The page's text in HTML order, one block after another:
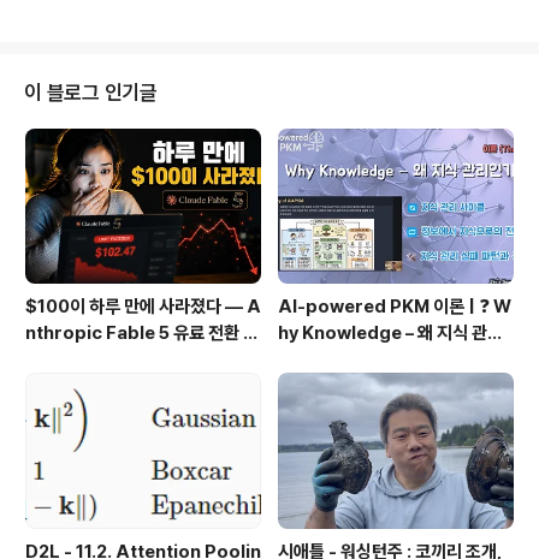
오늘의 내용을 보시죠. Writing a Sencha Touch Appli
cation, Part 3 Part 1,2 에서는 Notes 앱 중에 Notes
List view 부분을 다뤘습니다. 오늘은 Note Editor vie
w를 다루겠습니다. 타이틀은 Edit Note 가 ..
이 블로그 인기글
$100이 하루 만에 사라졌다 — A
nthropic Fable 5 유료 전환 사
AI-powered PKM 이론 | ❓ W
hy Knowledge – 왜 지식 관리
보에서 지식으로의 전환, 🛠️ 지식
관리 실패 패턴과 극복
D2L - 11.2. Attention Poolin
시애틀 - 워싱턴주 : 코끼리 조개,